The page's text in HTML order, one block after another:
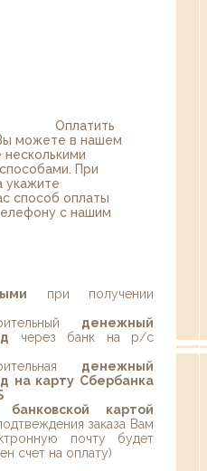
Оплатить
можете в нашем
При
укажите
способ оплаты
с нашим
при получении
денежный
через банк на р/с
денежный
на карту Сбербанка
банковской картой
заказа Вам
почту будет
счет на оплату)